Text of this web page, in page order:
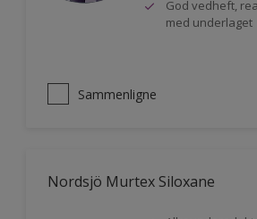
God vedheft,
med underlaget
Sammenligne
Nordsjö Murtex Siloxane